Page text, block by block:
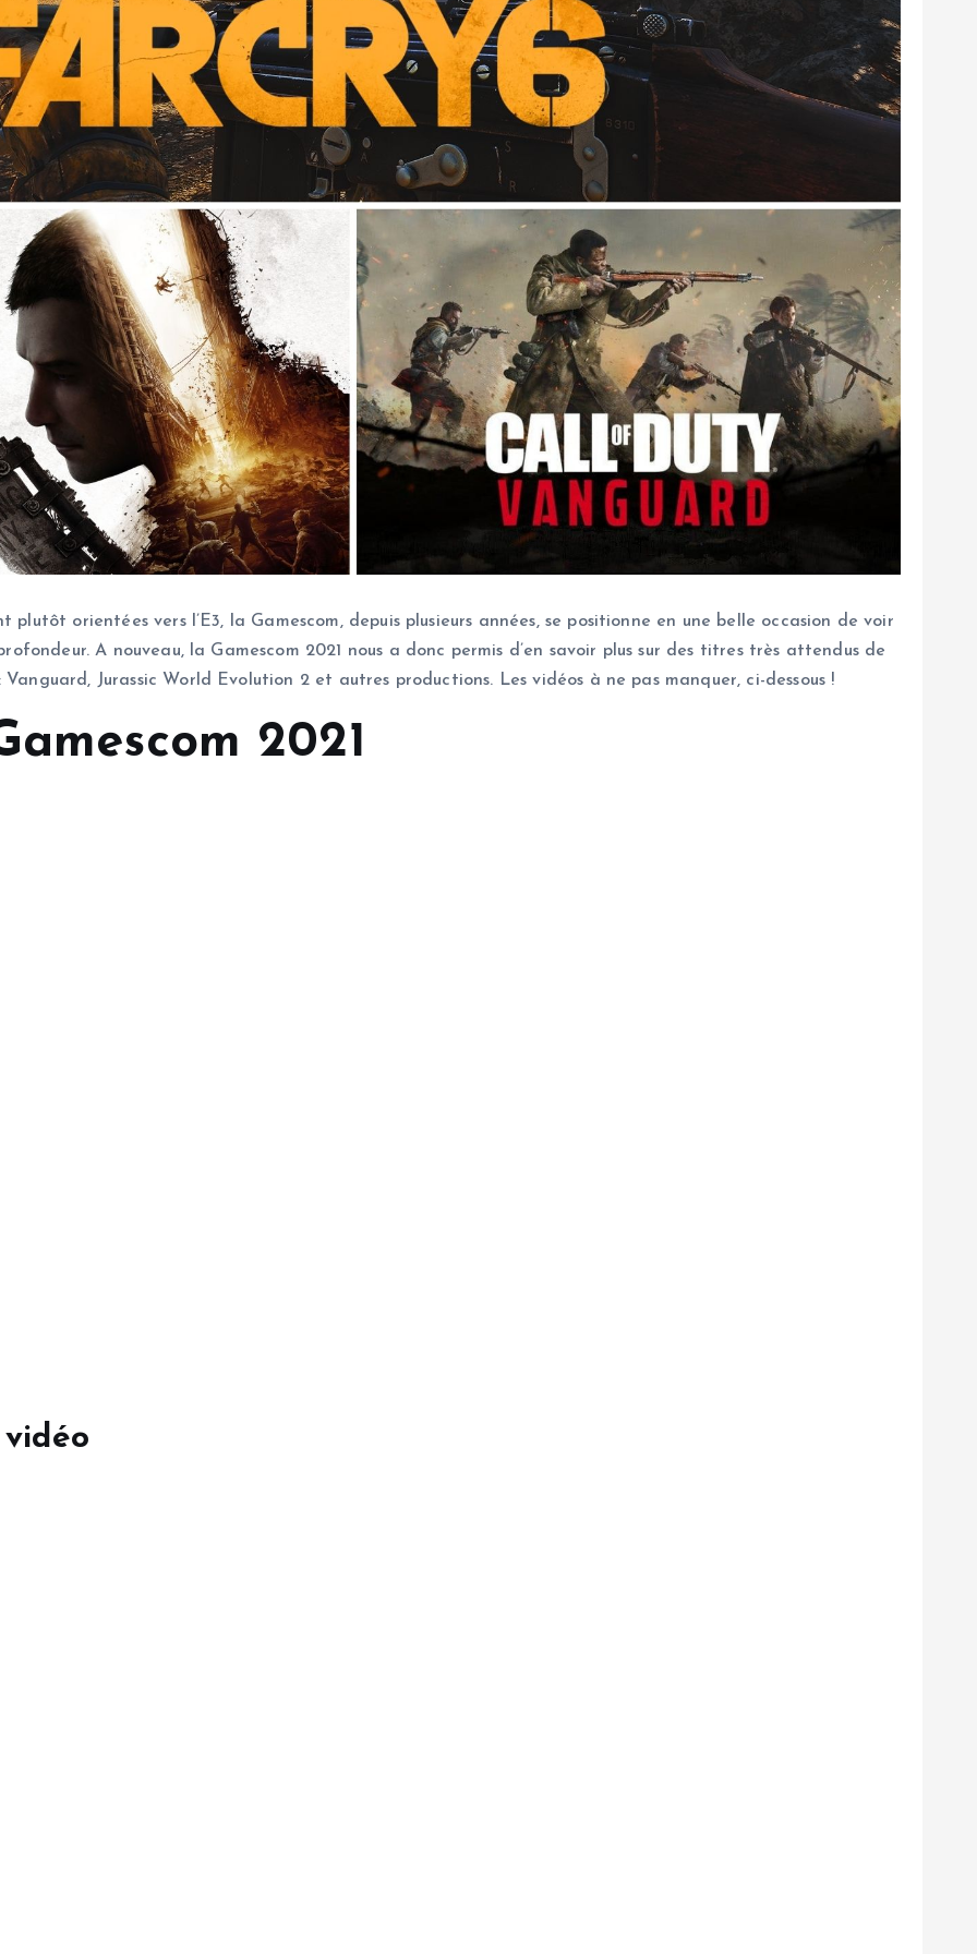
plutôt orientées vers l’E3, la Gamescom, depuis plusieurs années, se positionne en une belle occasion de voir
A nouveau, la Gamescom 2021 nous a donc permis d’en savoir plus sur des titres très attendus de
Jurassic World Evolution 2 et autres productions. Les vidéos à ne pas manquer, ci-dessous !
2021